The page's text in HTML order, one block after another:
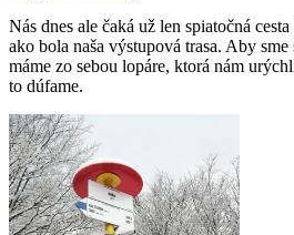
Nás dnes ale čaká už len spiatočná
ako bola naša výstupová trasa. Aby
máme zo sebou lopáre, ktorá nám
to dúfame.